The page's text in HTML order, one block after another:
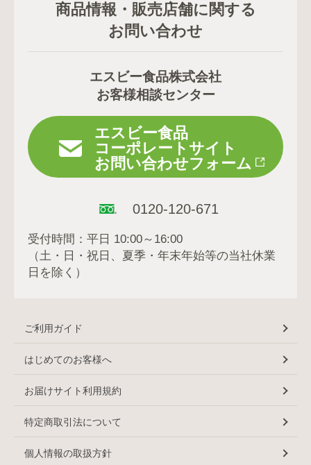
商品情報・販売店舗に関する
お問い合わせ
エスビー食品株式会社
お客様相談センター
エスビー食品
コーポレートサイト
お問い合わせフォーム
0120-120-671
受付時間：平日 10:00～16:00
（土・日・祝日、夏季・年末年始等の当社休業
日を除く）
ご利用ガイド
はじめてのお客様へ
お届けサイト利用規約
特定商取引法について
個人情報の取扱方針